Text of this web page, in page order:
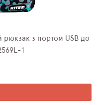
рюкзак з портом USB до
1